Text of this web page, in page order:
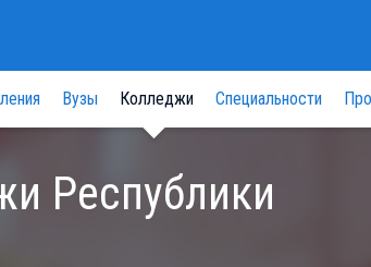
Вузы Колледжи Специальности
Республики